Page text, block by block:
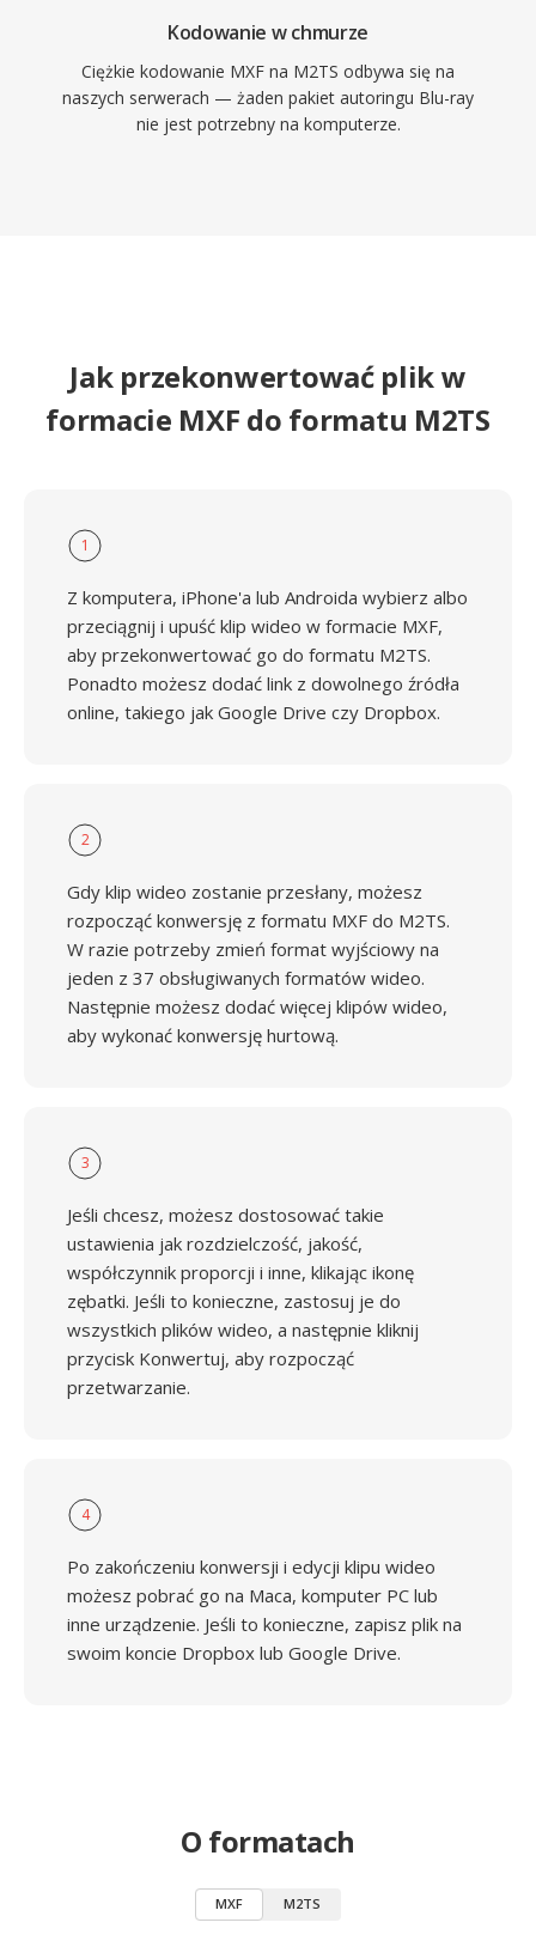
Kodowanie w chmurze
Ciężkie kodowanie MXF na M2TS odbywa się na
naszych serwerach — żaden pakiet autoringu Blu-ray
nie jest potrzebny na komputerze.
Jak przekonwertować plik w
formacie MXF do formatu M2TS
1
Z komputera, iPhone'a lub Androida wybierz albo
przeciągnij i upuść klip wideo w formacie MXF,
aby przekonwertować go do formatu M2TS.
Ponadto możesz dodać link z dowolnego źródła
online, takiego jak Google Drive czy Dropbox.
2
Gdy klip wideo zostanie przesłany, możesz
rozpocząć konwersję z formatu MXF do M2TS.
W razie potrzeby zmień format wyjściowy na
jeden z 37 obsługiwanych formatów wideo.
Następnie możesz dodać więcej klipów wideo,
aby wykonać konwersję hurtową.
3
Jeśli chcesz, możesz dostosować takie
ustawienia jak rozdzielczość, jakość,
współczynnik proporcji i inne, klikając ikonę
zębatki. Jeśli to konieczne, zastosuj je do
wszystkich plików wideo, a następnie kliknij
przycisk Konwertuj, aby rozpocząć
przetwarzanie.
4
Po zakończeniu konwersji i edycji klipu wideo
możesz pobrać go na Maca, komputer PC lub
inne urządzenie. Jeśli to konieczne, zapisz plik na
swoim koncie Dropbox lub Google Drive.
O formatach
MXF M2TS